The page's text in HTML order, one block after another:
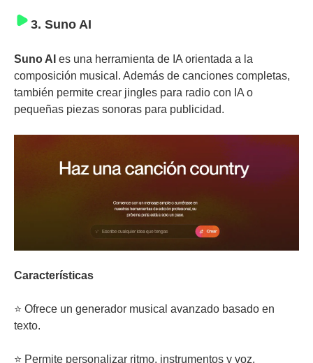
3. Suno AI
Suno AI es una herramienta de IA orientada a la
composición musical. Además de canciones completas,
también permite crear jingles para radio con IA o
pequeñas piezas sonoras para publicidad.
Características
⭐ Ofrece un generador musical avanzado basado en
texto.
⭐ Permite personalizar ritmo, instrumentos y voz.